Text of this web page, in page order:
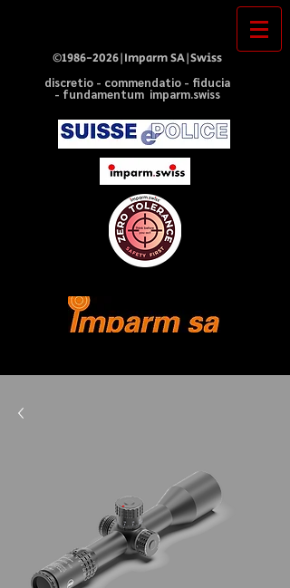
©1986-2026|Imparm SA|Swiss
discretio - commendatio - fiducia
- fundamentum imparm.swiss